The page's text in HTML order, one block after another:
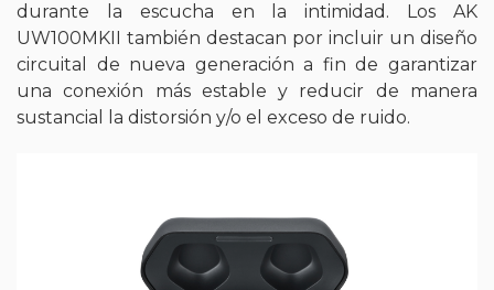
durante la escucha en la intimidad. Los AK
UW100MKII también destacan por incluir un diseño
circuital de nueva generación a fin de garantizar
una conexión más estable y reducir de manera
sustancial la distorsión y/o el exceso de ruido.